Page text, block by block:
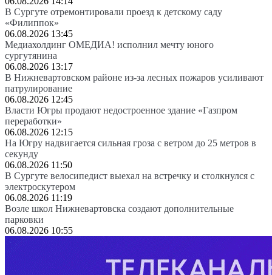
В Сургуте отремонтировали проезд к детскому саду
«Филиппок»
06.08.2026 13:45
Медиахолдинг ОМЕДИА! исполнил мечту юного
сургутянина
06.08.2026 13:17
В Нижневартовском районе из-за лесных пожаров усиливают
патрулирование
06.08.2026 12:45
Власти Югры продают недостроенное здание «Газпром
переработки»
06.08.2026 12:15
На Югру надвигается сильная гроза с ветром до 25 метров в
секунду
06.08.2026 11:50
В Сургуте велосипедист выехал на встречку и столкнулся с
электроскутером
06.08.2026 11:19
Возле школ Нижневартовска создают дополнительные
парковки
06.08.2026 10:55